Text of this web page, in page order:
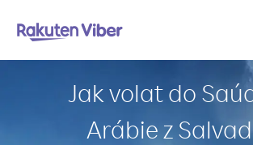
Jak volat do
Arábie z